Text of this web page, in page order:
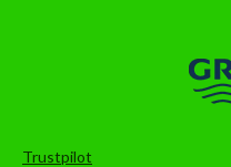
Trustpilot